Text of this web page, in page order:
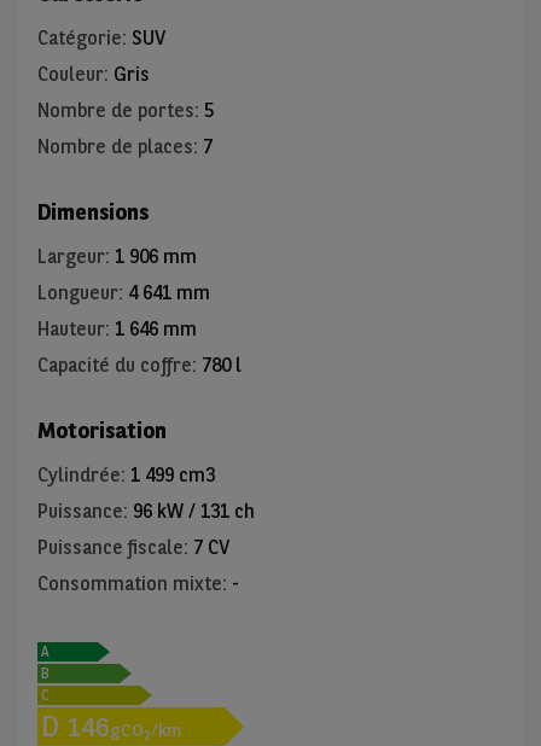
Catégorie: SUV
Couleur: Gris
Nombre de portes: 5
Nombre de places: 7
Dimensions
Largeur: 1 906 mm
Longueur: 4 641 mm
Hauteur: 1 646 mm
Capacité du coffre: 780 l
Motorisation
Cylindrée: 1 499 cm3
Puissance: 96 kW / 131 ch
Puissance fiscale: 7 CV
Consommation mixte: -
A
B
C
D 146gCO2/km